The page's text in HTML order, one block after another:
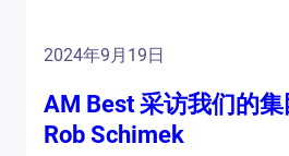
2024年9月19日
AM Best 采访我们的
Rob Schimek